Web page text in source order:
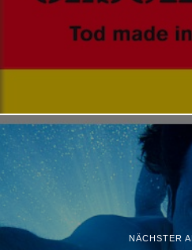
NÄCHSTER